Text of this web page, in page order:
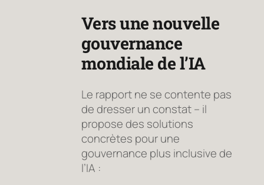
Vers une nouvelle
gouvernance
mondiale de l’IA
Le rapport ne se contente pas
de dresser un constat – il
propose des solutions
concrètes pour une
gouvernance plus inclusive de
l’IA :